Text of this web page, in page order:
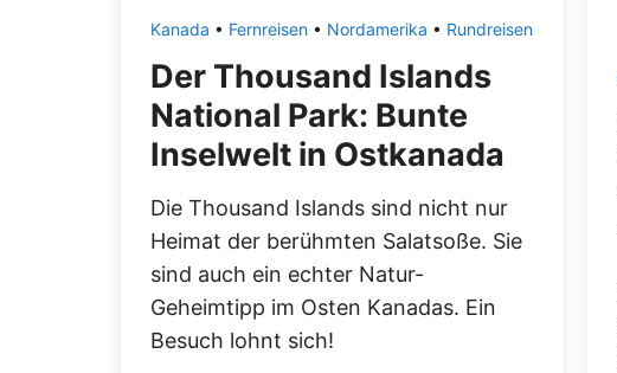
Kanada • Fernreisen • Nordamerika • Rundreisen
Der Thousand Islands
National Park: Bunte
Inselwelt in Ostkanada
Die Thousand Islands sind nicht nur
Heimat der berühmten Salatsoße. Sie
sind auch ein echter Natur-
Geheimtipp im Osten Kanadas. Ein
Besuch lohnt sich!